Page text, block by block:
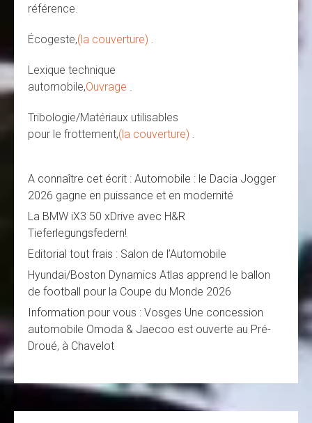
référence.
Écogeste,(la couverture) .
Lexique technique
automobile,Ouvrage .
Tribologie/Matériaux utilisables
pour le frottement,(la couverture) .
A connaître cet écrit : Automobile : le Dacia Jogger
2026 gagne en puissance et en modernité
La BMW iX3 50 xDrive avec H&R
Tieferlegungsfedern!
Editorial tout frais : Salon de l’Automobile
Hyundai/Boston Dynamics Atlas apprend le ballon
de football pour la Coupe du Monde 2026
Information pour vous : Vosges Une concession
automobile Omoda & Jaecoo est ouverte au Pré-
Droué, à Chavelot